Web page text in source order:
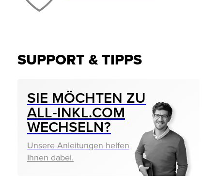
SUPPORT & TIPPS
SIE MÖCHTEN ZU
ALL‑INKL.COM
WECHSELN?
Unsere Anleitungen helfen
Ihnen dabei.